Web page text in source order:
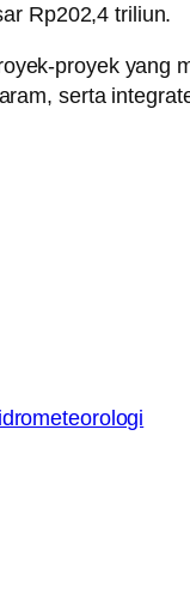
Rp202,4 triliun.
proyek yang
serta